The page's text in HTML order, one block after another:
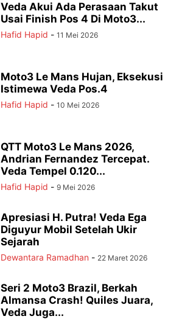
Veda Akui Ada Perasaan Takut
Usai Finish Pos 4 Di Moto3...
Hafid Hapid - 11 Mei 2026
Moto3 Le Mans Hujan, Eksekusi
Istimewa Veda Pos.4
Hafid Hapid - 10 Mei 2026
QTT Moto3 Le Mans 2026,
Andrian Fernandez Tercepat.
Veda Tempel 0.120...
Hafid Hapid - 9 Mei 2026
Apresiasi H. Putra! Veda Ega
Diguyur Mobil Setelah Ukir
Sejarah
Dewantara Ramadhan - 22 Maret 2026
Seri 2 Moto3 Brazil, Berkah
Almansa Crash! Quiles Juara,
Veda Juga...